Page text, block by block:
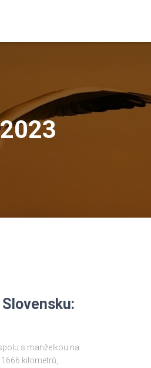
s manželkou na
kilometrů,